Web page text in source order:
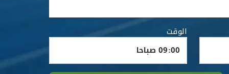
الوقت